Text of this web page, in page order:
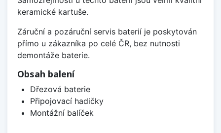
keramické kartuše.
Záruční a pozáruční servis baterií je poskytován
přímo u zákazníka po celé ČR, bez nutnosti
demontáže baterie.
Obsah balení
Dřezová baterie
Připojovací hadičky
Montážní balíček